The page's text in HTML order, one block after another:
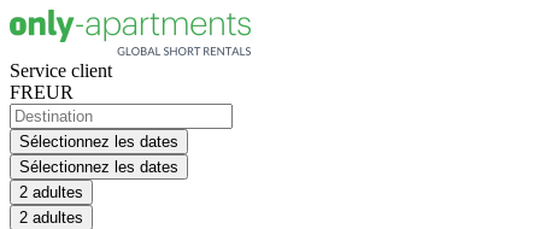
Service client
FREUR
Sélectionnez les dates
Sélectionnez les dates
2 adultes
2 adultes